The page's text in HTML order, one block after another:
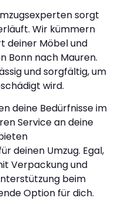
sorgt
Wir kümmern
deiner Möbel und
Bonn nach Mauren.
und sorgfältig, um
wird.
deine Bedürfnisse im
Service an deine
deinen Umzug. Egal,
Verpackung und
beim
Option für dich.